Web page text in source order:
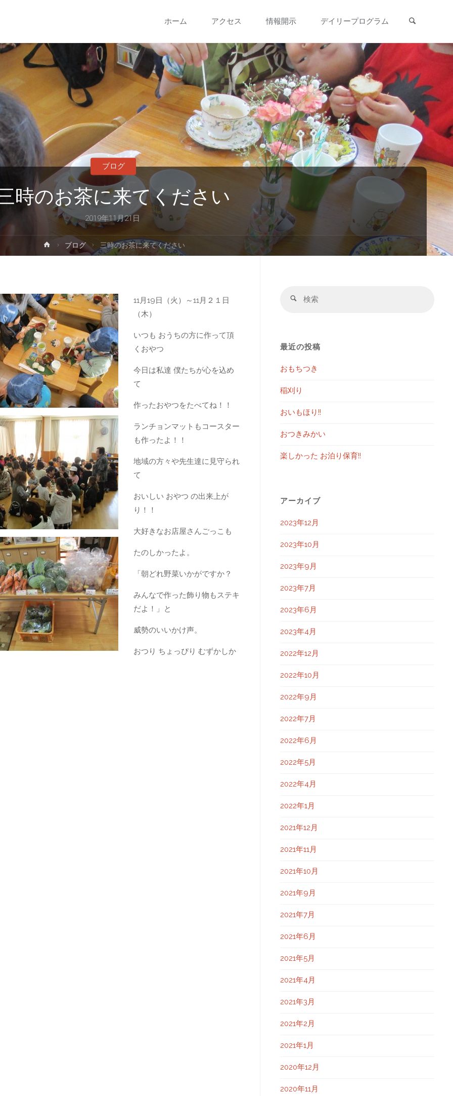
テ
ン
ツ
へ
ス
キ
ッ
プ
ホーム アクセス 情報開示 デイリープログラム
時のお茶に来てください
2019年11月21日
ブログ
ホ
ー
ブログ 三時のお茶に来てください
11月19日（火）～11月２１日
（木）
いつも おうちの方に作って頂
くおやつ
今日は私達 僕たちが心を込め
て
作ったおやつをたべてね！！
ランチョンマットもコースター
も作ったよ！！
地域の方々や先生達に見守られ
て
おいしい おやつ の出来上が
り！！
大好きなお店屋さんごっこも
たのしかったよ。
「朝どれ野菜いかがですか？
みんなで作った飾り物もステキ
だよ！」と
威勢のいいかけ声。
おつり ちょっぴり むずかしか
検
最近の投稿
おもちつき
稲刈り
おいもほり!!
おつきみかい
楽しかった お泊り保育!!
アーカイブ
2023年12月
2023年10月
2023年9月
2023年7月
2023年6月
2023年4月
2022年12月
2022年10月
2022年9月
2022年7月
2022年6月
2022年5月
2022年4月
2022年1月
2021年12月
2021年11月
2021年10月
2021年9月
2021年7月
2021年6月
2021年5月
2021年4月
2021年3月
2021年2月
2021年1月
2020年12月
2020年11月